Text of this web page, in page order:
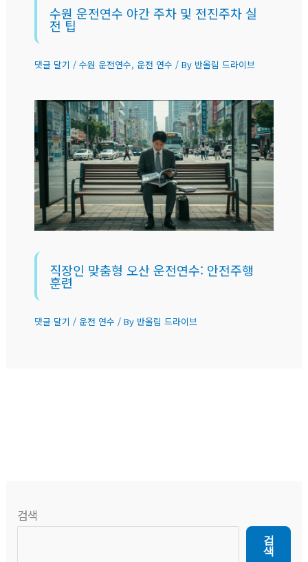
수원 운전연수 야간 주차 및 전진주차 실
전 팁
댓글 달기 / 수원 운전연수, 운전 연수 / By 반올림 드라이브
직장인 맞춤형 오산 운전연수: 안전주행
훈련
댓글 달기 / 운전 연수 / By 반올림 드라이브
검색
검
색